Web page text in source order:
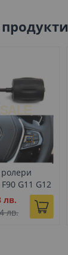
G11 G12
G97 G98
лв.
лв.